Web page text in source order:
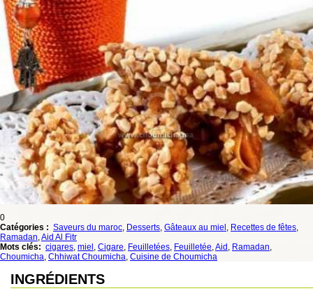
0
Catégories : Saveurs du maroc, Desserts, Gâteaux au miel , Recettes de fêtes,
Ramadan,Aid Al Fitr
Mots clés: cigares, miel , Cigare, Feuilletées, Feuilletée,Aid , Ramadan,
Choumicha, Chhiwat Choumicha, Cuisine de Choumicha
INGRÉDIENTS